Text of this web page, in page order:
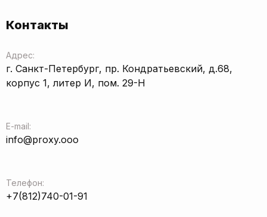
Контакты
Адрес:
г. Санкт-Петербург, пр. Кондратьевский, д.68,
корпус 1, литер И, пом. 29-Н
E-mail:
info@proxy.ooo
Телефон:
+7(812)740-01-91